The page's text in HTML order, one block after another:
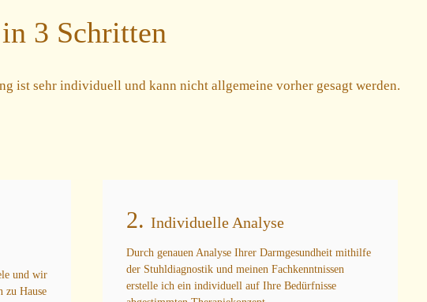
3 Schritten
ist sehr individuell und kann nicht allgemeine vorher gesagt werden.
und wir
zu Hause
2.Individuelle Analyse
Durch genauen Analyse Ihrer Darmgesundheit mithilfe
der Stuhldiagnostik und meinen Fachkenntnissen
erstelle ich ein individuell auf Ihre Bedürfnisse